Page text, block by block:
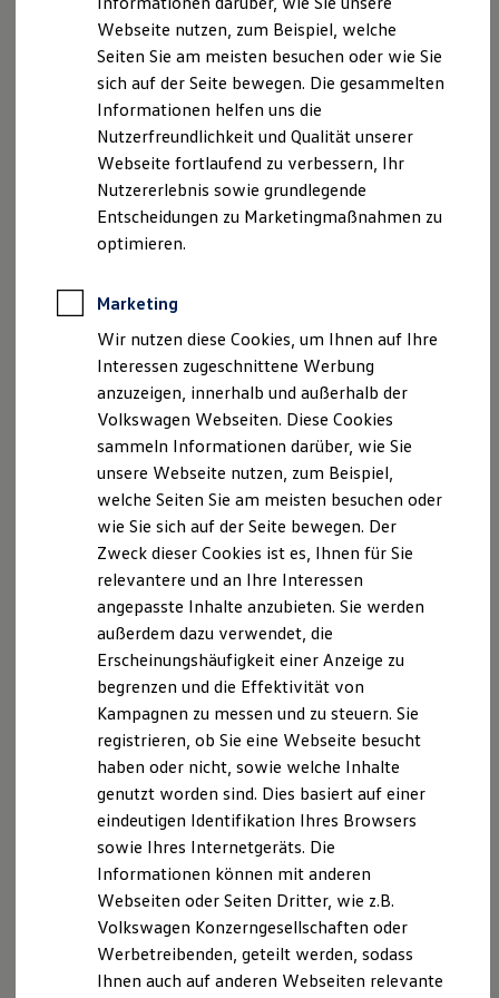
Kfz-Versicherung für Nutzfahrzeuge
Restschuldversicherung
Wartungsverträge
Besitzer & Service
Reparatur & Service
Sommer-Special
Reparatur, Pflege & Inspektion
Servicetermin anfragen
Service-Vorteile bei Volkswagen Nutzfahrzeuge
ServicePlus
Economy Service
Räder & Reifen Service
Ersatzfahrzeuge
Software, Konnektivität & Apps
California App
VW Connect für Ihren ID. Buzz
VW Connect für Ihren Transporter/Caravelle
VW Connect für Ihren Amarok
VW Connect für andere Modelle
Connect Pro
Fleet Interface Data
Multistop Pathfinder
Übersicht Software Updates
Hilfreiches für Besitzer
Fahrerassistenz- und Sicherheitssysteme
Kontrollleuchten
Kurzfahrprofile und Ölverdünnung
XTL-Dieselkraftstoff
Ersatzteile und Betriebsflüssigkeiten
Original Zubehör und Lifestyle Produkte
myVolkswagen
myVolkswagen Business
Elektrisch & Autonom
Elektro - & Hybridfahrzeuge
Unser Ansatz
Klimafreundlicher Strom
Reichweite & Ladelösungen
Reichweitensimulator
Ladezeitensimulator
Ladelösungen für Privatkunden
Ladelösungen für Gewerbekunden
Wallbox und Ladekabel
Förderung & Kosten der Elektrofahrzeuge
Fördermöglichkeiten für Privatkunden
Fördermöglichkeiten für Gewerbekunden
Anschließend werden die Türen entriegelt.
Nutzungsbedingungen
Datenschutzerklärungen
Cookie-Richtlinie
Lizenzhinweise Dritter
Angaben zum Digital Service Act (DSA)
EU Data Act
Produktsicherheitsinformationen
VERTRAG WIDERRUFEN
Disclaimer von Volkswagen AG
Im Rahmen der Grenzen des Systems.
Sonderausstattung gegen Mehrpreis beim MultivanLife und
MultivanStyle.
Die in dieser Darstellung gezeigten Fahrzeuge und
Ausstattungen können in einzelnen Details vom aktuellen
deutschen Lieferprogramm abweichen. Abgebildet sind
teilweise Sonderausstattungen der Fahrzeuge gegen
Mehrpreis.
Bitte beachten Sie auch unseren Konfigurator für eine
Übersicht der aktuell verfügbaren Modelle und Ausstattungen.
Die angegebenen Verbrauchs- und Emissionswerte beziehen
sich nicht auf ein einzelnes Fahrzeug und sind nicht Bestandteil
des Angebots, sondern dienen allein Vergleichszwecken
zwischen den verschiedenen Fahrzeugtypen.
Zusatzausstattungen und Zubehör (Anbauteile, Reifenformat
usw.) können relevante Fahrzeugparameter, wiez. B.
Rollwiderstand und Aerodynamik verändern und neben
Witterungs- und Verkehrsbedingungen sowie dem
individuellen Fahrverhalten den Kraftstoffverbrauch, den
Stromverbrauch, die CO₂-Emissionen und die
Fahrleistungswerte eines Fahrzeugs beeinflussen.
Weitere Informationen zum offiziellen Kraftstoffverbrauch und
Webseite nutzen, zum Beispiel, welche
Seiten Sie am meisten besuchen oder wie Sie
sich auf der Seite bewegen. Die gesammelten
Informationen helfen uns die
Nutzerfreundlichkeit und Qualität unserer
Webseite fortlaufend zu verbessern, Ihr
Nutzererlebnis sowie grundlegende
Entscheidungen zu Marketingmaßnahmen zu
optimieren.
Marketing
Wir nutzen diese Cookies, um Ihnen auf Ihre
Interessen zugeschnittene Werbung
anzuzeigen, innerhalb und außerhalb der
Volkswagen Webseiten. Diese Cookies
sammeln Informationen darüber, wie Sie
unsere Webseite nutzen, zum Beispiel,
welche Seiten Sie am meisten besuchen oder
wie Sie sich auf der Seite bewegen. Der
Zweck dieser Cookies ist es, Ihnen für Sie
relevantere und an Ihre Interessen
angepasste Inhalte anzubieten. Sie werden
außerdem dazu verwendet, die
Erscheinungshäufigkeit einer Anzeige zu
begrenzen und die Effektivität von
Kampagnen zu messen und zu steuern. Sie
registrieren, ob Sie eine Webseite besucht
haben oder nicht, sowie welche Inhalte
genutzt worden sind. Dies basiert auf einer
eindeutigen Identifikation Ihres Browsers
sowie Ihres Internetgeräts. Die
Informationen können mit anderen
Webseiten oder Seiten Dritter, wie z.B.
Volkswagen Konzerngesellschaften oder
Werbetreibenden, geteilt werden, sodass
Ihnen auch auf anderen Webseiten relevante